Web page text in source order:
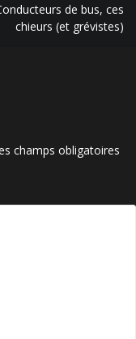
de bus, ces
chieurs (et grévistes)
champs obligatoires